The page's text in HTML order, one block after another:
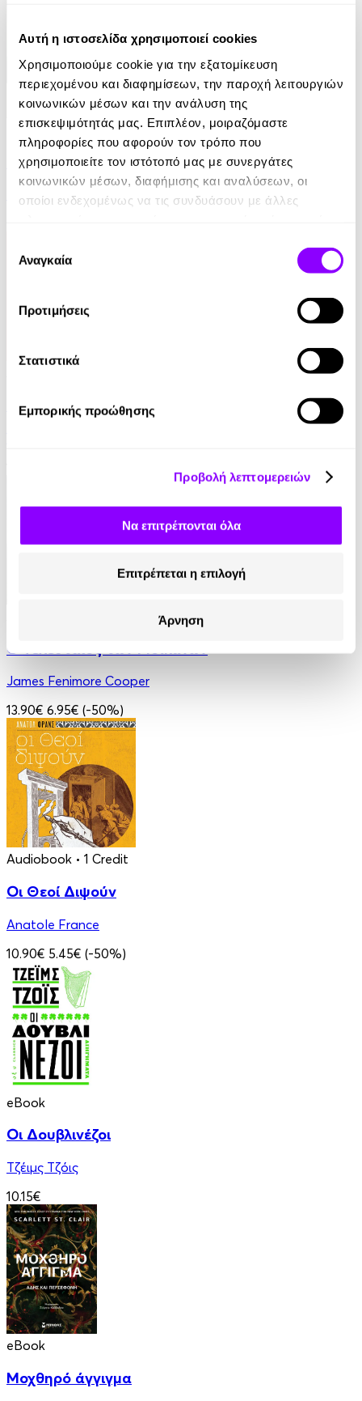
Αυτή η ιστοσελίδα χρησιμοποιεί cookies
Χρησιμοποιούμε cookie για την εξατομίκευση
περιεχομένου και διαφημίσεων, την παροχή λειτουργιών
κοινωνικών μέσων και την ανάλυση της
επισκεψιμότητάς μας. Επιπλέον, μοιραζόμαστε
πληροφορίες που αφορούν τον τρόπο που
χρησιμοποιείτε τον ιστότοπό μας με συνεργάτες
κοινωνικών μέσων, διαφήμισης και αναλύσεων, οι
οποίοι ενδεχομένως να τις συνδυάσουν με άλλες
των υπηρεσιών τους.
συγκατάθεσης
Αναγκαία
Προτιμήσεις
Στατιστικά
Εμπορικής προώθησης
Προβολή λεπτομερειών
Να επιτρέπονται όλα
Επιτρέπεται η επιλογή
Άρνηση
eBook
Ελέφαντας
Ρέιμοντ Κάρβερ
Στο Σπίτι Της
Ο Τελευταίος των Μοϊκανών
James Fenimore Cooper
13.90€ 6.95€ (-50%)
Audiobook • 1 Credit
Οι Θεοί Διψούν
Anatole France
10.90€ 5.45€ (-50%)
eBook
Οι Δουβλινέζοι
Τζέιμς Τζόις
10.15€
eBook
Μοχθηρό άγγιγμα